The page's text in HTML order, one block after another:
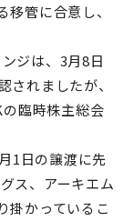
管に合意し、
ジは、3月8日
されましたが、
臨時株主総会
1日の譲渡に先
ス、アーキエム
掛かっているこ